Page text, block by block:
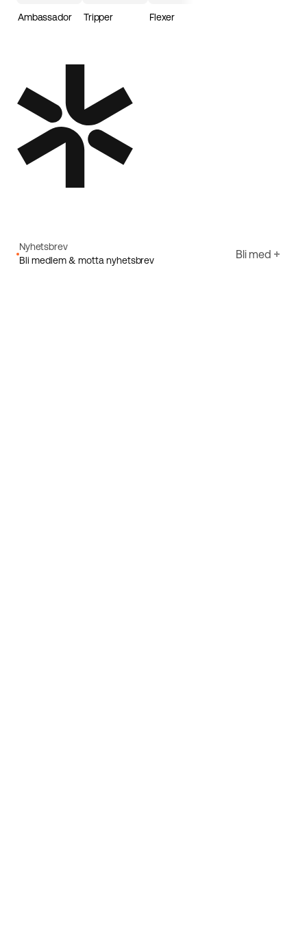
Ambassador Tripper Flexer
Nyhetsbrev
Bli medlem & motta nyhetsbrev
Bli med